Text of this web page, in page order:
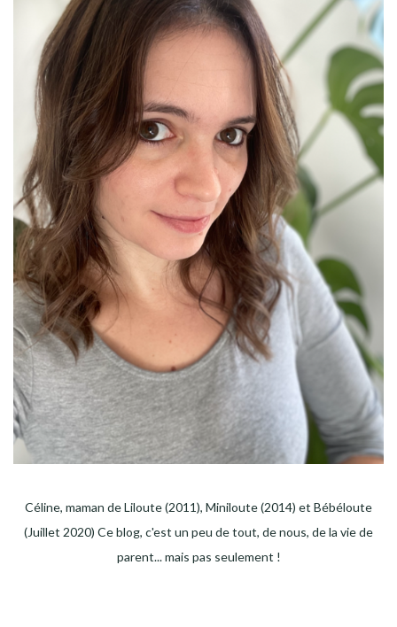
Céline, maman de Liloute (2011), Miniloute (2014) et Bébéloute
(Juillet 2020) Ce blog, c'est un peu de tout, de nous, de la vie de
parent... mais pas seulement !